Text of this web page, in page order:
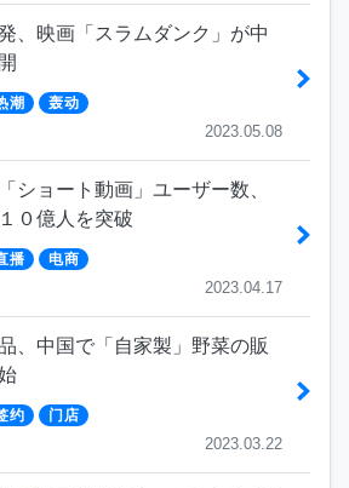
、映画「スラムダンク」が中
潮 轰动
2023.05.08
ショート動画」ユーザー数、
０億人を突破
播 电商
2023.04.17
、中国で「自家製」野菜の販
约 门店
2023.03.22